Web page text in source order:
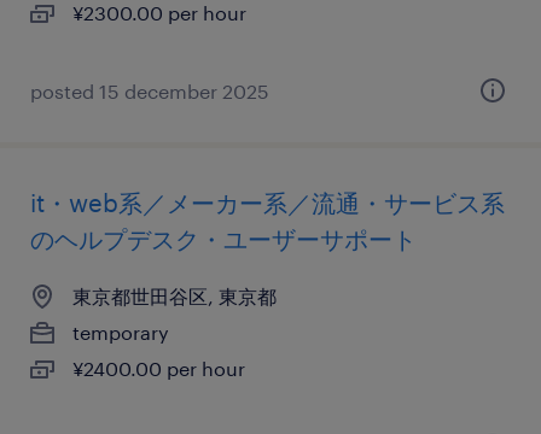
¥2300.00 per hour
posted 15 december 2025
it・web系／メーカー系／流通・サービス系
のヘルプデスク・ユーザーサポート
東京都世田谷区, 東京都
temporary
¥2400.00 per hour